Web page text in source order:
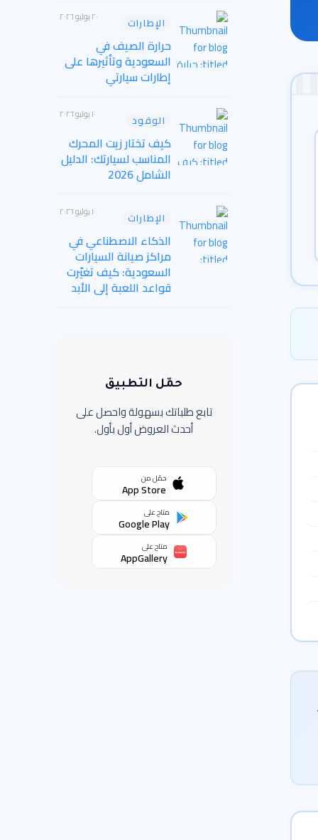
الإطارات ٢٠ يوليو ٢٠٢٦
حرارة الصيف في
السعودية وتأثيرها على
إطارات سيارتي
الوقود ١٠ يوليو ٢٠٢٦
كيف تختار زيت المحرك
المناسب لسيارتك: الدليل
الشامل 2026
الإطارات ١٠ يوليو ٢٠٢٦
الذكاء الاصطناعي في
مراكز صيانة السيارات
السعودية: كيف تغيّرت
قواعد اللعبة إلى الأبد
حمّل التطبيق
تابع طلباتك بسهولة واحصل على
أحدث العروض أول بأول.
حمّل من
App Store
متاح على
Google Play
متاح على
AppGallery